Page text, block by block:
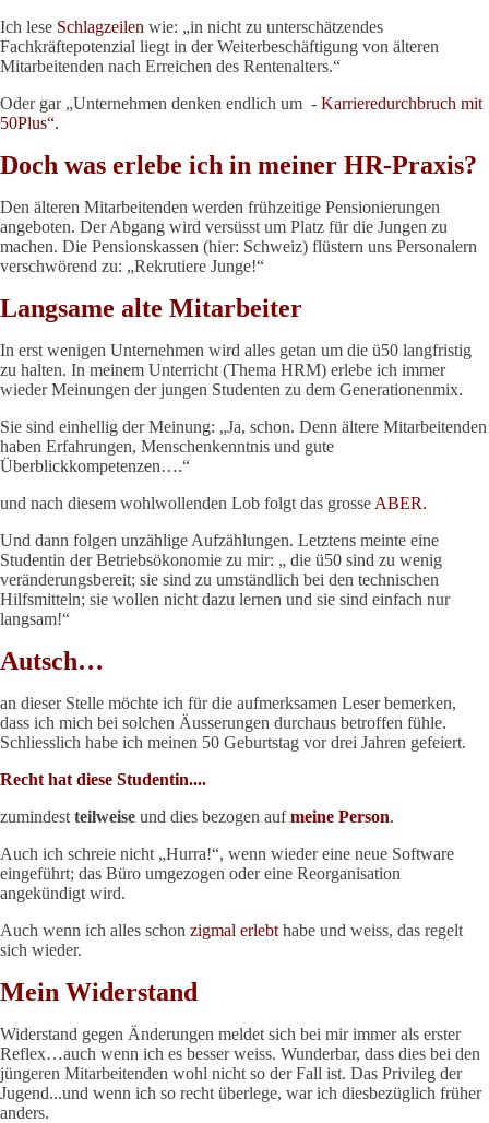
Ich lese Schlagzeilen wie: „in nicht zu unterschätzendes
Fachkräftepotenzial liegt in der Weiterbeschäftigung von älteren
Mitarbeitenden nach Erreichen des Rentenalters.“
Oder gar „Unternehmen denken endlich um - Karrieredurchbruch mit
50Plus“.
Doch was erlebe ich in meiner HR-Praxis?
Den älteren Mitarbeitenden werden frühzeitige Pensionierungen
angeboten. Der Abgang wird versüsst um Platz für die Jungen zu
machen. Die Pensionskassen (hier: Schweiz) flüstern uns Personalern
verschwörend zu: „Rekrutiere Junge!“
Langsame alte Mitarbeiter
In erst wenigen Unternehmen wird alles getan um die ü50 langfristig
zu halten. In meinem Unterricht (Thema HRM) erlebe ich immer
wieder Meinungen der jungen Studenten zu dem Generationenmix.
Sie sind einhellig der Meinung: „Ja, schon. Denn ältere Mitarbeitenden
haben Erfahrungen, Menschenkenntnis und gute
Überblickkompetenzen….“
und nach diesem wohlwollenden Lob folgt das grosse ABER.
Und dann folgen unzählige Aufzählungen. Letztens meinte eine
Studentin der Betriebsökonomie zu mir: „ die ü50 sind zu wenig
veränderungsbereit; sie sind zu umständlich bei den technischen
Hilfsmitteln; sie wollen nicht dazu lernen und sie sind einfach nur
langsam!“
Autsch…
an dieser Stelle möchte ich für die aufmerksamen Leser bemerken,
dass ich mich bei solchen Äusserungen durchaus betroffen fühle.
Schliesslich habe ich meinen 50 Geburtstag vor drei Jahren gefeiert.
Recht hat diese Studentin....
zumindest teilweise und dies bezogen aufmeine Person.
Auch ich schreie nicht „Hurra!“, wenn wieder eine neue Software
eingeführt; das Büro umgezogen oder eine Reorganisation
angekündigt wird.
Auch wenn ich alles schon zigmal erlebt habe und weiss, das regelt
sich wieder.
Mein Widerstand
Widerstand gegen Änderungen meldet sich bei mir immer als erster
Reflex…auch wenn ich es besser weiss. Wunderbar, dass dies bei den
jüngeren Mitarbeitenden wohl nicht so der Fall ist. Das Privileg der
Jugend...und wenn ich so recht überlege, war ich diesbezüglich früher
anders.